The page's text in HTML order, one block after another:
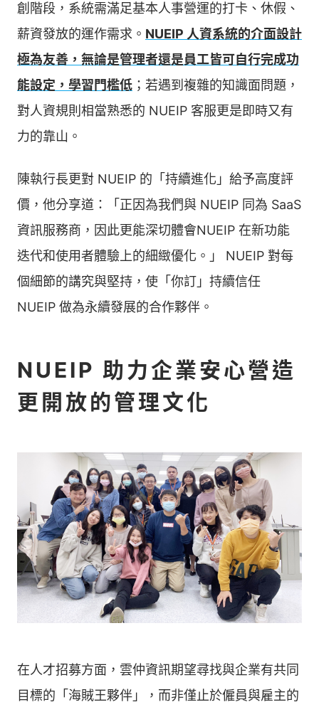
創階段，系統需滿足基本人事營運的打卡、休假、
薪資發放的運作需求。 NUEIP 人資系統的介面設計
極為友善，無論是管理者還是員工皆可自行完成功
能設定，學習門檻低 ；若遇到複雜的知識面問題，
對人資規則相當熟悉的 NUEIP 客服更是即時又有
力的靠山。
陳執行長更對 NUEIP 的「持續進化」給予高度評
價，他分享道：「正因為我們與 NUEIP 同為 SaaS
資訊服務商，因此更能深切體會NUEIP 在新功能
迭代和使用者體驗上的細緻優化。」 NUEIP 對每
個細節的講究與堅持，使「你訂」持續信任
NUEIP 做為永續發展的合作夥伴。
NUEIP 助力企業安心營造
更開放的管理文化
在人才招募方面，雲仲資訊期望尋找與企業有共同
目標的「海賊王夥伴」，而非僅止於僱員與雇主的